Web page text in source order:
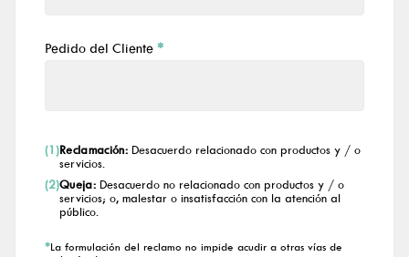
Pedido del Cliente *
(1)Reclamación:Desacuerdo relacionado con productos y / o
servicios.
(2)Queja:Desacuerdo no relacionado con productos y / o
servicios; o, malestar o insatisfacción con la atención al
público.
*La formulación del reclamo no impide acudir a otras vías de